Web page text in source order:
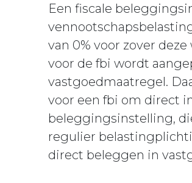
Een fiscale
van 0% voor zover
voor de fbi wordt
vastgoedmaatregel.
voor een fbi om direct
beleggingsinstelling,
regulier
direct beleggen in